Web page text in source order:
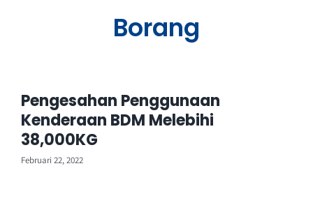
Warga LPKP
Borang
Pengesahan Penggunaan
Kenderaan BDM Melebihi
38,000KG
Februari 22, 2022